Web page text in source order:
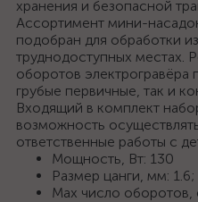
хранения и безопасной
Ассортимент мини-
подобран для обработки
труднодоступных местах.
оборотов электрогравёра
грубые первичные, так и
Входящий в комплект
возможность
ответственные работы с
Мощность, Вт: 130
Размер цанги, мм: 1.6;
Max число